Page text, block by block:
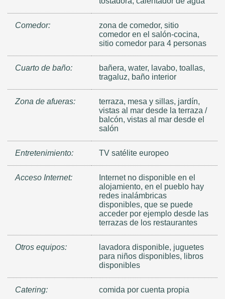
Comedor:
zona de comedor, sitio
comedor en el salón-cocina,
sitio comedor para 4 personas
Cuarto de baño:
bañera, water, lavabo, toallas,
tragaluz, baño interior
Zona de afueras:
terraza, mesa y sillas, jardín,
vistas al mar desde la terraza /
balcón, vistas al mar desde el
salón
Entretenimiento: TV satélite europeo
Acceso Internet:
Internet no disponible en el
alojamiento, en el pueblo hay
redes inalámbricas
disponibles, que se puede
acceder por ejemplo desde las
terrazas de los restaurantes
Otros equipos:
lavadora disponible, juguetes
para niños disponibles, libros
disponibles
Catering: comida por cuenta propia